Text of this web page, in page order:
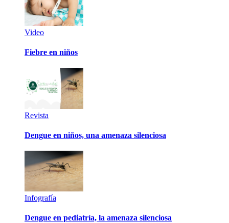
Video
Fiebre en niños
Revista
Dengue en niños, una amenaza silenciosa
Infografía
Dengue en pediatría, la amenaza silenciosa